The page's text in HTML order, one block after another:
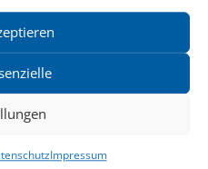
Impressum
Nachrichten im zu Klampen!